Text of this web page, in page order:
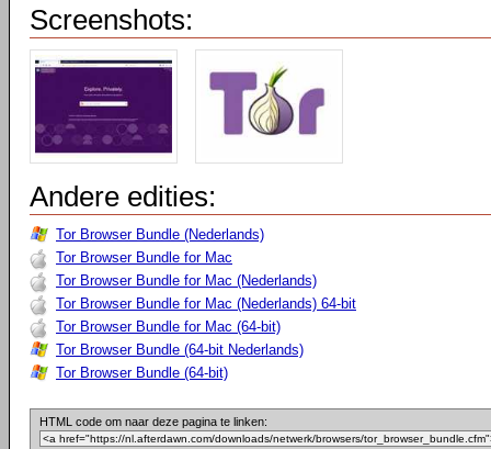
Screenshots:
Andere edities:
Tor Browser Bundle (Nederlands)
Tor Browser Bundle for Mac
Tor Browser Bundle for Mac (Nederlands)
Tor Browser Bundle for Mac (Nederlands) 64-bit
Tor Browser Bundle for Mac (64-bit)
Tor Browser Bundle (64-bit Nederlands)
Tor Browser Bundle (64-bit)
HTML code om naar deze pagina te linken: